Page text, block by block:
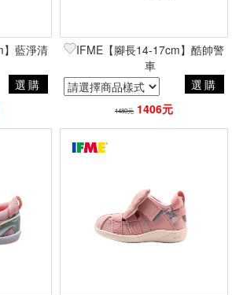
】藍淨清
選購
IFME【腳長14-17cm】酷帥警
車
選購
1480元 1406元